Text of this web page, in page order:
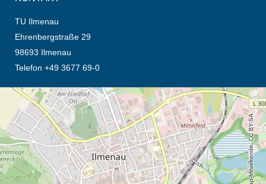
TU Ilmenau
Ehrenbergstraße 29
98693 Ilmenau
Telefon +49 3677 69-0
Öffnet die Anfahrtsbeschreibung in neuem Tab (Karte)